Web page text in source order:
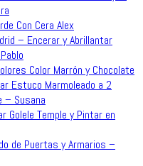
Con Cera Alex
– Encerar y Abrillantar
Color Marrón y Chocolate
Estuco Marmoleado a 2
– Susana
Golele Temple y Pintar en
de Puertas y Armarios –